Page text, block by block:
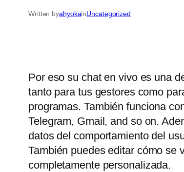
Written byahyokainUncategorized
Por eso su chat en vivo es una
tanto para tus gestores como
programas. También funciona
Telegram, Gmail, and so on.
datos del comportamiento del
También puedes editar cómo se
completamente personalizada.